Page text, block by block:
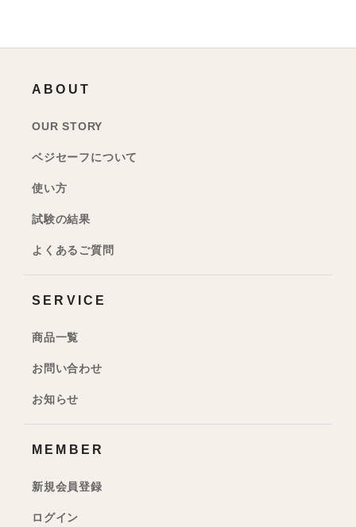
ABOUT
OUR STORY
ベジセーフについて
使い方
試験の結果
よくあるご質問
SERVICE
商品一覧
お問い合わせ
お知らせ
MEMBER
新規会員登録
ログイン